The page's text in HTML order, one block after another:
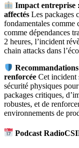
Impact entreprise
affectés Les packages
fondamentales comme
comme dépendances
2 heures, l’incident
chain attacks dans
renforcée Cet incident
sécurité physiques
packages critiques,
robustes, et de
environnements de
Podcast